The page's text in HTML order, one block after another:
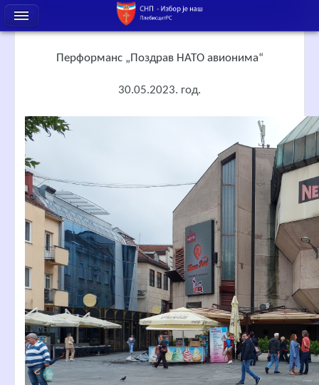
Перформанс „Поздрав НАТО авионима“
30.05.2023. год.